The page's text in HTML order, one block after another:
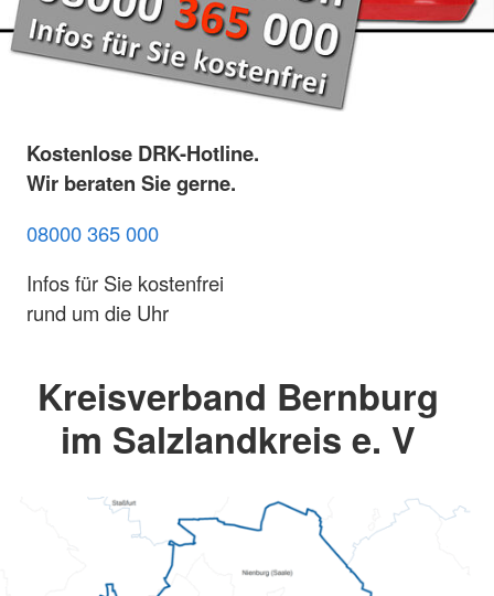
Kostenlose DRK-Hotline.
Wir beraten Sie gerne.
08000 365 000
Infos für Sie kostenfrei
rund um die Uhr
Kreisverband Bernburg
im Salzlandkreis e. V